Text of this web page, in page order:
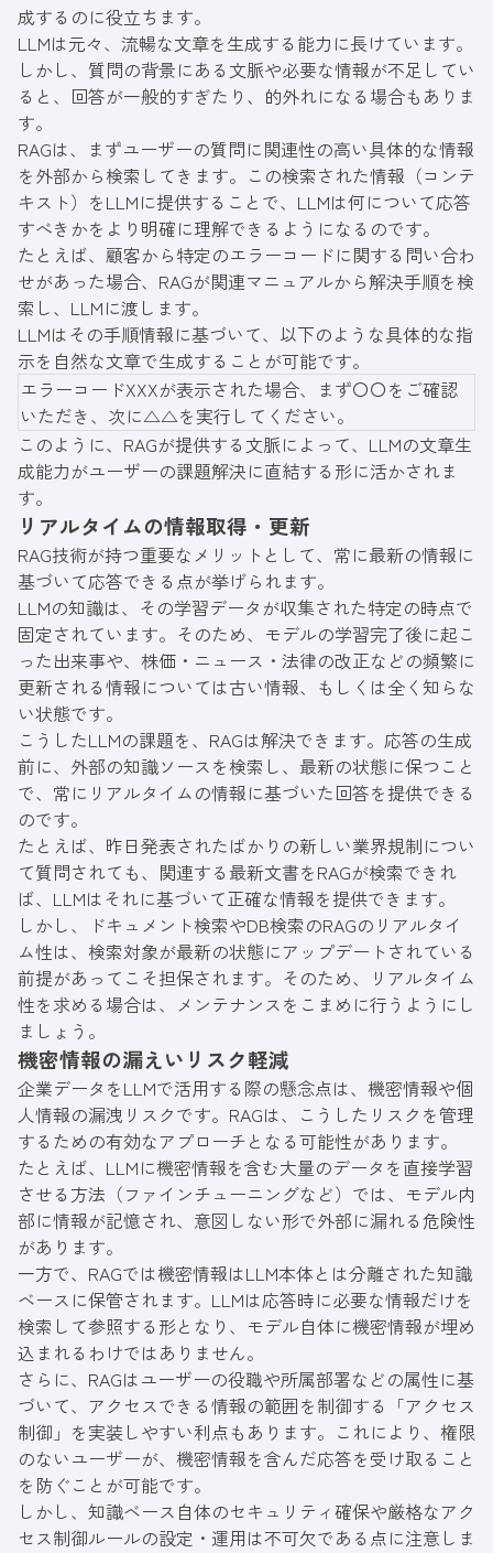
成するのに役立ちます。
LLMは元々、流暢な文章を生成する能力に長けています。
しかし、質問の背景にある文脈や必要な情報が不足してい
ると、回答が一般的すぎたり、的外れになる場合もありま
す。
RAGは、まずユーザーの質問に関連性の高い具体的な情報
を外部から検索してきます。この検索された情報（コンテ
キスト）をLLMに提供することで、LLMは何について応答
すべきかをより明確に理解できるようになるのです。
たとえば、顧客から特定のエラーコードに関する問い合わ
せがあった場合、RAGが関連マニュアルから解決手順を検
索し、LLMに渡します。
LLMはその手順情報に基づいて、以下のような具体的な指
示を自然な文章で生成することが可能です。
エラーコードXXXが表示された場合、まず〇〇をご確認
いただき、次に△△を実行してください。
このように、RAGが提供する文脈によって、LLMの文章生
成能力がユーザーの課題解決に直結する形に活かされま
す。
リアルタイムの情報取得・更新
RAG技術が持つ重要なメリットとして、常に最新の情報に
基づいて応答できる点が挙げられます。
LLMの知識は、その学習データが収集された特定の時点で
固定されています。そのため、モデルの学習完了後に起こ
った出来事や、株価・ニュース・法律の改正などの頻繁に
更新される情報については古い情報、もしくは全く知らな
い状態です。
こうしたLLMの課題を、RAGは解決できます。応答の生成
前に、外部の知識ソースを検索し、最新の状態に保つこと
で、常にリアルタイムの情報に基づいた回答を提供できる
のです。
たとえば、昨日発表されたばかりの新しい業界規制につい
て質問されても、関連する最新文書をRAGが検索できれ
ば、LLMはそれに基づいて正確な情報を提供できます。
しかし、ドキュメント検索やDB検索のRAGのリアルタイ
ム性は、検索対象が最新の状態にアップデートされている
前提があってこそ担保されます。そのため、リアルタイム
性を求める場合は、メンテナンスをこまめに行うようにし
ましょう。
機密情報の漏えいリスク軽減
企業データをLLMで活用する際の懸念点は、機密情報や個
人情報の漏洩リスクです。RAGは、こうしたリスクを管理
するための有効なアプローチとなる可能性があります。
たとえば、LLMに機密情報を含む大量のデータを直接学習
させる方法（ファインチューニングなど）では、モデル内
部に情報が記憶され、意図しない形で外部に漏れる危険性
があります。
一方で、RAGでは機密情報はLLM本体とは分離された知識
ベースに保管されます。LLMは応答時に必要な情報だけを
検索して参照する形となり、モデル自体に機密情報が埋め
込まれるわけではありません。
さらに、RAGはユーザーの役職や所属部署などの属性に基
づいて、アクセスできる情報の範囲を制御する「アクセス
制御」を実装しやすい利点もあります。これにより、権限
のないユーザーが、機密情報を含んだ応答を受け取ること
を防ぐことが可能です。
しかし、知識ベース自体のセキュリティ確保や厳格なアク
セス制御ルールの設定・運用は不可欠である点に注意しま